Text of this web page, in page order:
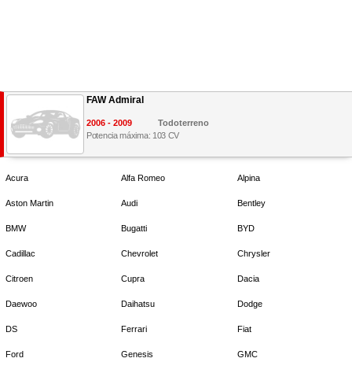
FAW Admiral
2006 - 2009
Todoterreno
Potencia máxima: 103 CV
Acura Alfa Romeo Alpina
Aston Martin Audi Bentley
BMW Bugatti BYD
Cadillac Chevrolet Chrysler
Citroen Cupra Dacia
Daewoo Daihatsu Dodge
DS Ferrari Fiat
Ford Genesis GMC